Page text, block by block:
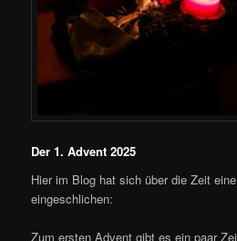
Der 1. Advent 2025
Hier im Blog hat sich über die Zeit
eingeschlichen:
Zum ersten Advent gibt es ein paar